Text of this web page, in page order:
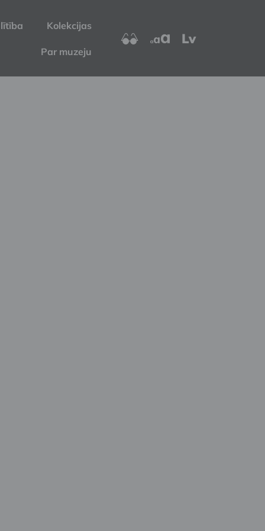
Kolekcijas
Par muzeju
Lv